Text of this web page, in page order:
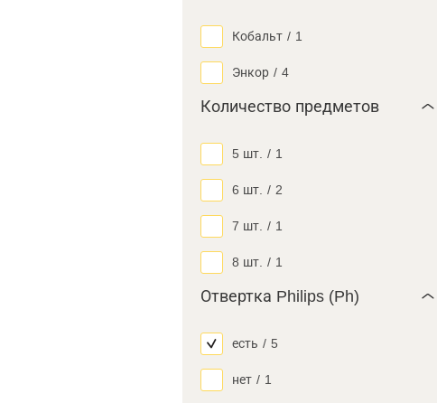
Кобальт / 1
Энкор / 4
Количество предметов
5 шт. / 1
6 шт. / 2
7 шт. / 1
8 шт. / 1
Отвертка Philips (Ph)
есть / 5
нет / 1